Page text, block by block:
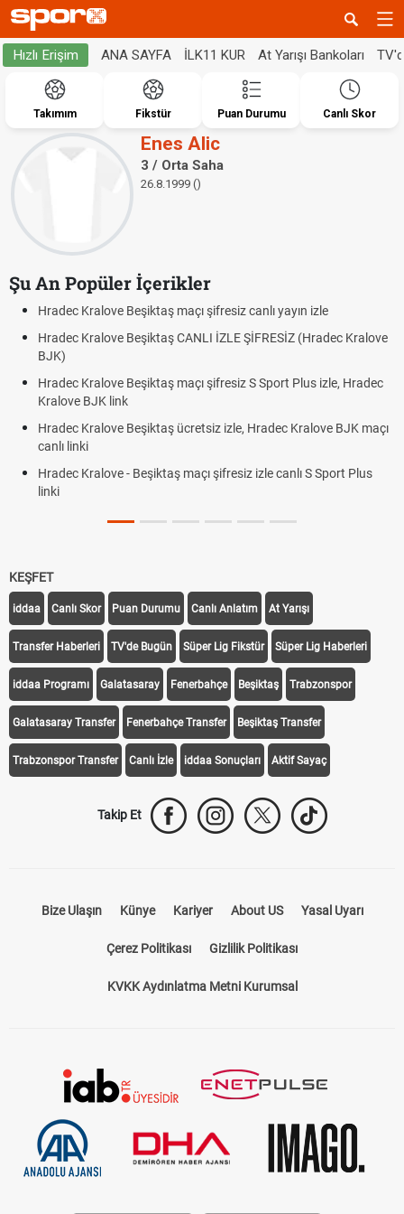
Hızlı Erişim ANA SAYFA İLK11 KUR At Yarışı Bankoları
Takımım Fikstür Puan Durumu Canlı Skor
Enes Alic
3 / Orta Saha
26.8.1999 ()
Şu An Popüler İçerikler
Hradec Kralove Beşiktaş maçı şifresiz canlı yayın izle
Hradec Kralove Beşiktaş CANLI İZLE ŞİFRESİZ (Hradec Kralove
BJK)
Hradec Kralove Beşiktaş maçı şifresiz S Sport Plus izle, Hradec
Kralove BJK link
Hradec Kralove Beşiktaş ücretsiz izle, Hradec Kralove BJK maçı
canlı linki
Hradec Kralove - Beşiktaş maçı şifresiz izle canlı S Sport Plus
linki
KEŞFET
iddaa Canlı Skor Puan Durumu Canlı Anlatım At Yarışı
Transfer Haberleri TV'de Bugün Süper Lig Fikstür Süper Lig Haberleri
iddaa Programı Galatasaray Fenerbahçe Beşiktaş Trabzonspor
Galatasaray Transfer Fenerbahçe Transfer Beşiktaş Transfer
Trabzonspor Transfer Canlı İzle iddaa Sonuçları Aktif Sayaç
Takip Et
Bize Ulaşın Künye Kariyer About US Yasal Uyarı
Çerez Politikası Gizlilik Politikası
KVKK Aydınlatma Metni Kurumsal